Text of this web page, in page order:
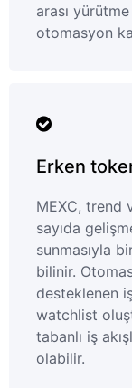
arası
otomasyon
Erken
MEXC, trend
sayıda
sunmasıyla
bilinir.
desteklenen
watchlist
tabanlı iş
olabilir.